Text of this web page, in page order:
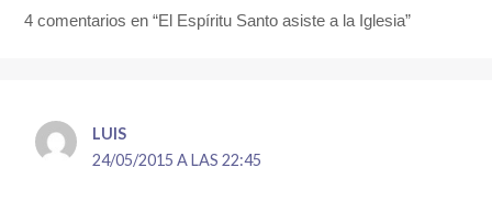
4 comentarios en “El Espíritu Santo asiste a la Iglesia”
LUIS
24/05/2015 A LAS 22:45